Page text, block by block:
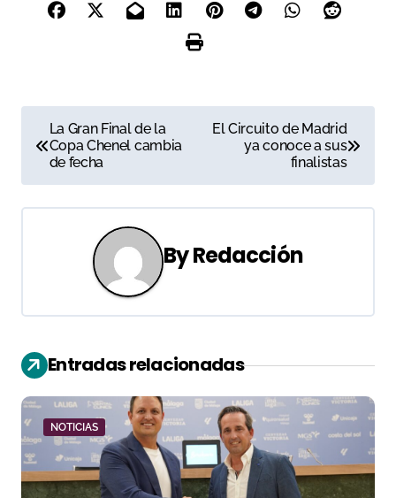
octubre en El Coso de El
a
v
a
c
i
ó
n
d
La Gran Final de la
Copa Chenel cambia
de fecha
El Circuito de Madrid
ya conoce a sus
finalistas
ByRedacción
Entradas relacionadas
NOTICIAS